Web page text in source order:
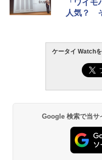
「ワイ
人気？
ケータイ Watch
Google 検索で当サ